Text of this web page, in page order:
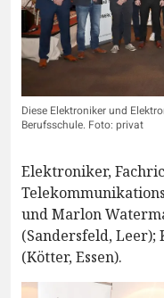
Diese Elektroniker und
Berufsschule. Foto: privat
Elektroniker,
und Marlon
(Sandersfeld, Leer);
(Kötter, Essen).